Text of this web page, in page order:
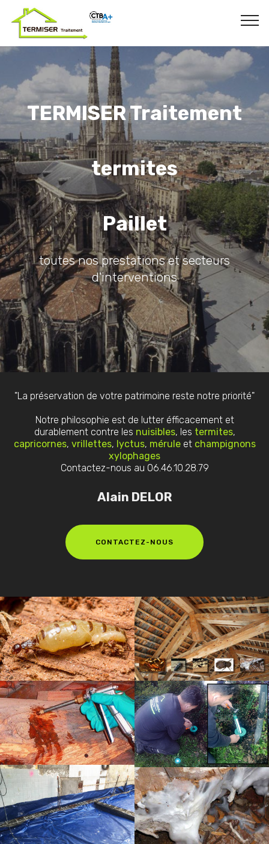
TERMISER Traitement
termites
Paillet
toutes nos prestations et secteurs
d'interventions
"La préservation de votre patrimoine reste notre priorité"
Notre philosophie est de lutter éfficacement et
durablement contre les nuisibles, les termites,
capricornes, vrillettes, lyctus, méruleet champignons
xylophages
Contactez-nous au 06.46.10.28.79
Alain DELOR
CONTACTEZ-NOUS